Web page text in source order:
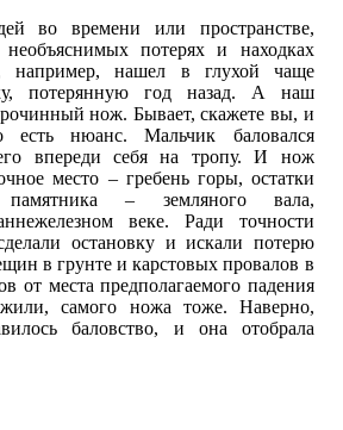
во времени или пространстве,
потерях и находках
например, нашел в глухой чаще
потерянную год назад. А наш
нож. Бывает, скажете вы, и
есть нюанс. Мальчик баловался
впереди себя на тропу. И нож
место – гребень горы, остатки
памятника – земляного вала,
веке. Ради точности
остановку и искали потерю
в грунте и карстовых провалов в
от места предполагаемого падения
самого ножа тоже. Наверно,
баловство, и она отобрала